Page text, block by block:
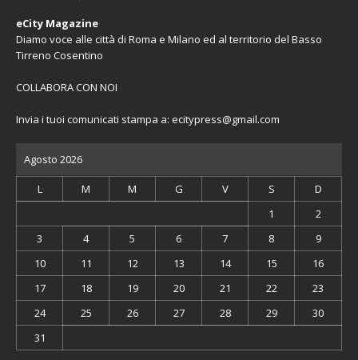
eCity Magazine
Diamo voce alle città di Roma e Milano ed al territorio del Basso
Tirreno Cosentino
COLLABORA CON NOI
Invia i tuoi comunicati stampa a: ecitypress@gmail.com
Agosto 2026
L M M G V S
D
1
2
3
4 5 6 7 8
9
10
11 12 13 14 15
16
17
18 19 20 21 22
23
24
25 26 27 28 29
30
31